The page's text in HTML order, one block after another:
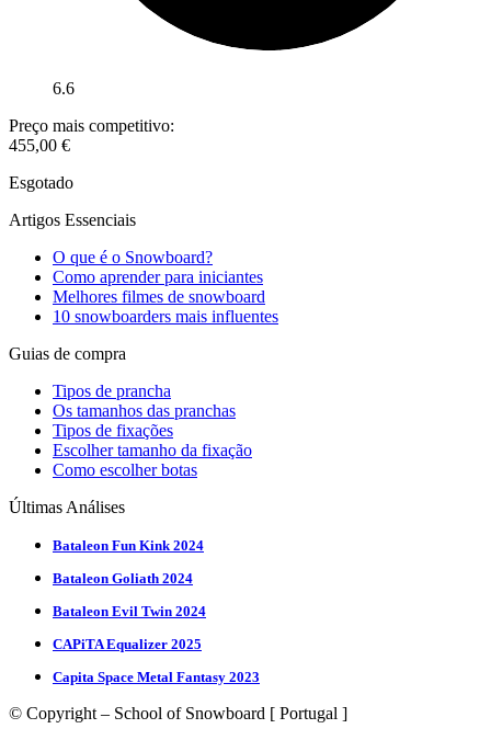
6.6
Preço mais competitivo:
455,00 €
Esgotado
Artigos Essenciais
O que é o Snowboard?
Como aprender para iniciantes
Melhores filmes de snowboard
10 snowboarders mais influentes
Guias de compra
Tipos de prancha
Os tamanhos das pranchas
Tipos de fixações
Escolher tamanho da fixação
Como escolher botas
Últimas Análises
Bataleon Fun Kink 2024
Bataleon Goliath 2024
Bataleon Evil Twin 2024
CAPiTA Equalizer 2025
Capita Space Metal Fantasy 2023
© Copyright – School of Snowboard [ Portugal ]